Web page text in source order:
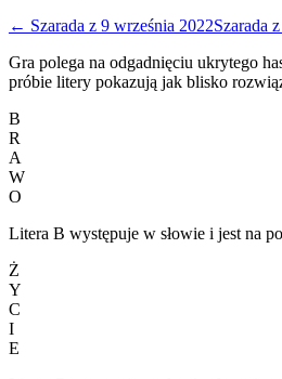
← Szarada z 9 września 2022Szarada z
Gra polega na odgadnięciu ukrytego
próbie litery pokazują jak blisko
B
R
A
W
O
Litera B występuje w słowie i jest na
Ż
Y
C
I
E